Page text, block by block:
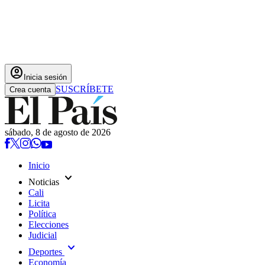
account_circle Inicia sesión
Crea cuenta SUSCRÍBETE
sábado, 8 de agosto de 2026
Inicio
Noticias expand_more
Cali
Licita
Política
Elecciones
Judicial
Deportes expand_more
Economía